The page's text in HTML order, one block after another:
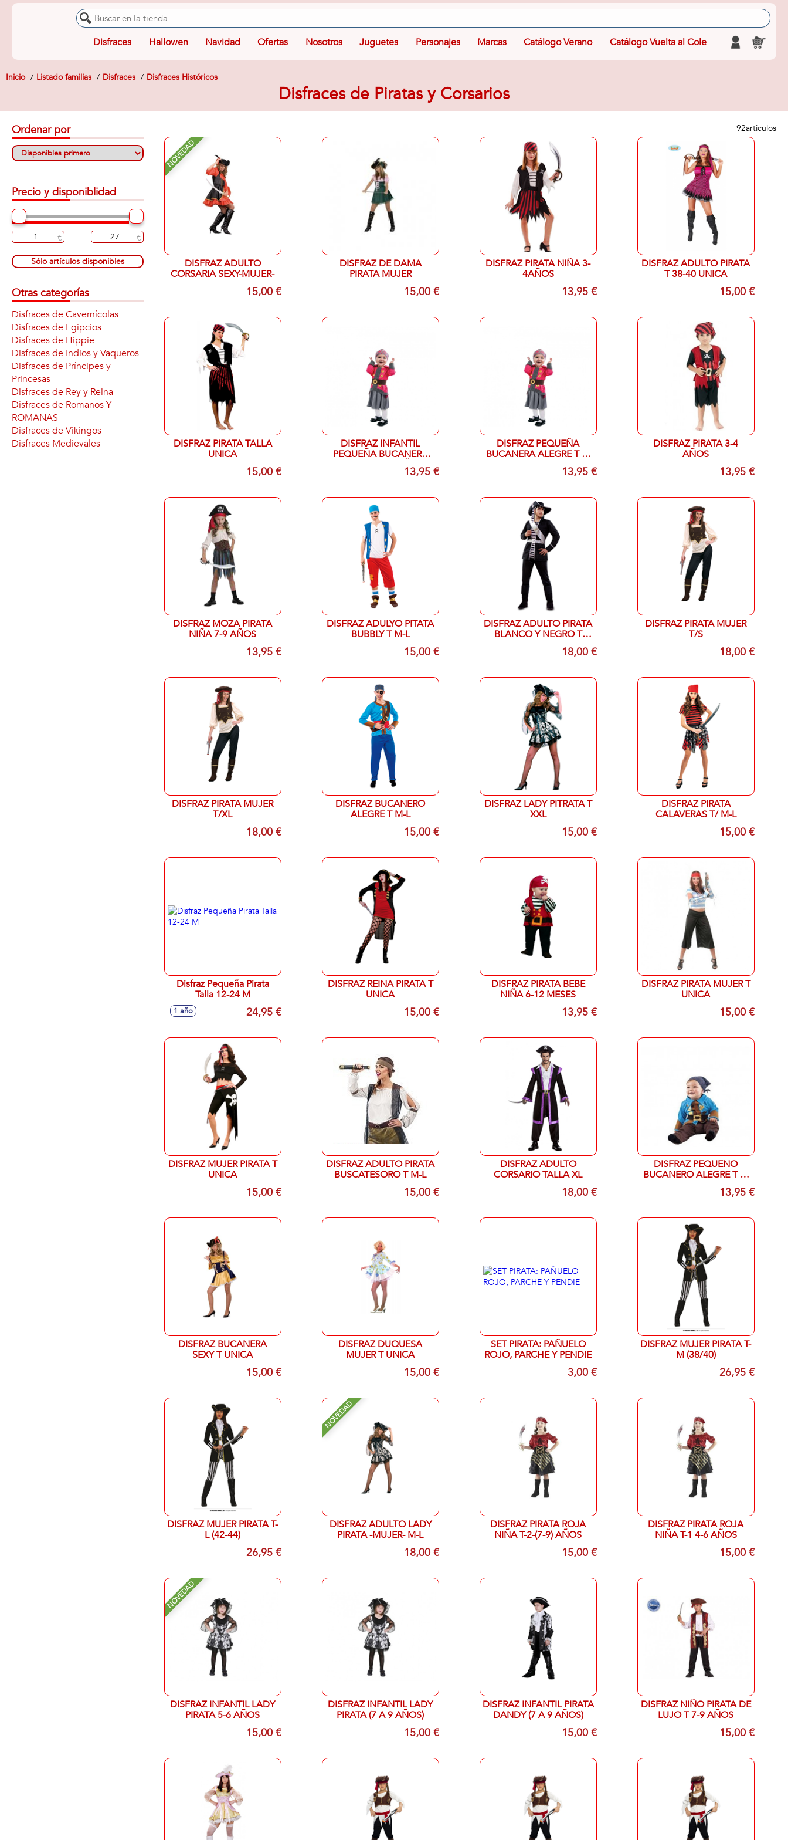
Disfraces Hallowen Navidad Ofertas Nosotros Juguetes Personajes Marcas Catálogo Verano Catálogo Vuelta al Cole
Inicio Listado familias Disfraces Disfraces Históricos
Disfraces de Piratas y Corsarios
92articulos
NOVEDAD
DISFRAZ ADULTO
CORSARIA SEXY-MUJER-
15,00 €
DISFRAZ DE DAMA
PIRATA MUJER
15,00 €
DISFRAZ PIRATA NIÑA 3-
4AÑOS
13,95 €
DISFRAZ ADULTO PIRATA
T 38-40 UNICA
15,00 €
DISFRAZ PIRATA TALLA
UNICA
15,00 €
DISFRAZ INFANTIL
PEQUEÑA BUCANERA
ALEGRE T 1-2 AÑOS
13,95 €
DISFRAZ PEQUEÑA
BUCANERA ALEGRE T 7-
13,95 €
DISFRAZ PIRATA 3-4
AÑOS
13,95 €
DISFRAZ MOZA PIRATA
NIÑA 7-9 AÑOS
13,95 €
DISFRAZ ADULYO PITATA
BUBBLY T M-L
15,00 €
DISFRAZ ADULTO PIRATA
BLANCO Y NEGRO T
18,00 €
DISFRAZ PIRATA MUJER
T/S
18,00 €
DISFRAZ PIRATA MUJER
T/XL
18,00 €
DISFRAZ BUCANERO
ALEGRE T M-L
15,00 €
DISFRAZ LADY PITRATA T
XXL
15,00 €
DISFRAZ PIRATA
CALAVERAS T/ M-L
15,00 €
Disfraz Pequeña Pirata
Talla 12-24 M
1 año 24,95 €
DISFRAZ REINA PIRATA T
UNICA
15,00 €
DISFRAZ PIRATA BEBE
NIÑA 6-12 MESES
13,95 €
DISFRAZ PIRATA MUJER T
UNICA
15,00 €
DISFRAZ MUJER PIRATA T
UNICA
15,00 €
DISFRAZ ADULTO PIRATA
BUSCATESORO T M-L
15,00 €
DISFRAZ ADULTO
CORSARIO TALLA XL
18,00 €
DISFRAZ PEQUEÑO
BUCANERO ALEGRE T 7-
13,95 €
DISFRAZ BUCANERA
SEXY T UNICA
15,00 €
DISFRAZ DUQUESA
MUJER T UNICA
15,00 €
SET PIRATA: PAÑUELO
ROJO, PARCHE Y PENDIE
3,00 €
DISFRAZ MUJER PIRATA T-
M (38/40)
26,95 €
DISFRAZ MUJER PIRATA T-
L (42-44)
26,95 €
NOVEDAD
DISFRAZ ADULTO LADY
PIRATA -MUJER- M-L
18,00 €
DISFRAZ PIRATA ROJA
NIÑA T-2-(7-9) AÑOS
15,00 €
DISFRAZ PIRATA ROJA
NIÑA T-1 4-6 AÑOS
15,00 €
NOVEDAD
DISFRAZ INFANTIL LADY
PIRATA 5-6 AÑOS
15,00 €
DISFRAZ INFANTIL LADY
PIRATA (7 A 9 AÑOS)
15,00 €
DISFRAZ INFANTIL PIRATA
DANDY (7 A 9 AÑOS)
15,00 €
DISFRAZ NIÑO PIRATA DE
LUJO T 7-9 AÑOS
15,00 €
Ordenar por
Precio y disponiblidad
Sólo artículos disponibles
Otras categorías
Disfraces de Cavernícolas
Disfraces de Egipcios
Disfraces de Hippie
Disfraces de Indios y Vaqueros
Disfraces de Príncipes y
Princesas
Disfraces de Rey y Reina
Disfraces de Romanos Y
ROMANAS
Disfraces de Vikingos
Disfraces Medievales